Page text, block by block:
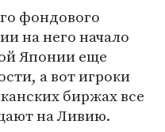
фондового
на него начало
Японии еще
а вот игроки
биржах все
на Ливию.